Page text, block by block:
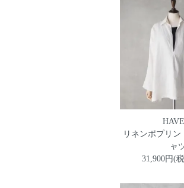
リネンポプリ
ャ
31,900円(